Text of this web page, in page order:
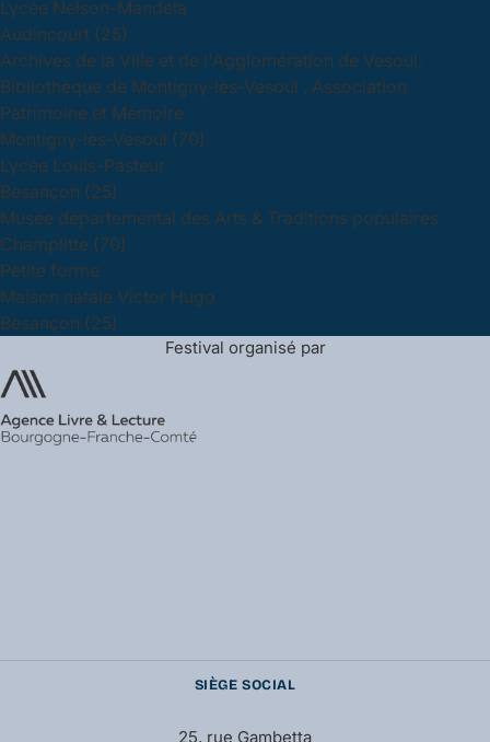
Lycée Nelson-Mandela
Audincourt (25)
Archives de la Ville et de l'Agglomération de Vesoul,
Bibliothèque de Montigny-lès-Vesoul , Association
Patrimoine et Mémoire
Montigny-lès-Vesoul (70)
Lycée Louis-Pasteur
Besançon (25)
Musée départemental des Arts & Traditions populaires
Champlitte (70)
Petite forme
Maison natale Victor Hugo
Besançon (25)
Festival organisé par
SIÈGE SOCIAL
25, rue Gambetta